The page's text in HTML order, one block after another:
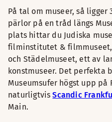
På tal om museer, så ligger
pärlor på en tråd längs
plats hittar du Judiska
filminstitutet &
och Städelmuseet, ett av
konstmuseer. Det perfekta
Museumsufer högst upp
naturligtvisScandic
Main.